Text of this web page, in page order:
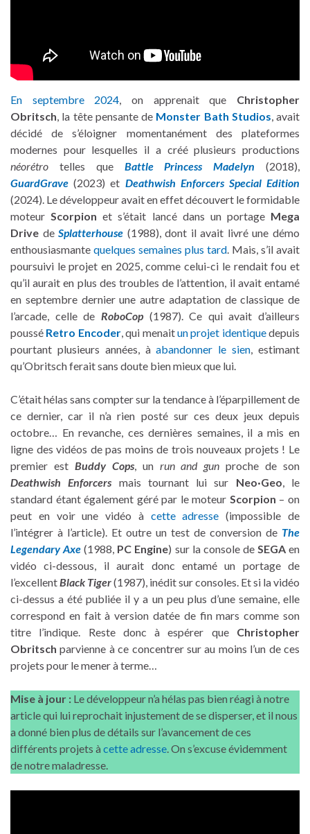
En septembre 2024, on apprenait que Christopher
Obritsch, la tête pensante de Monster Bath Studios, avait
décidé de s’éloigner momentanément des plateformes
modernes pour lesquelles il a créé plusieurs productions
néorétro telles que Battle Princess Madelyn (2018),
GuardGrave (2023) et Deathwish Enforcers Special Edition
(2024). Le développeur avait en effet découvert le formidable
moteurScorpion et s’était lancé dans un portage Mega
Drive deSplatterhouse (1988), dont il avait livré une démo
enthousiasmante quelques semaines plus tard. Mais, s’il avait
poursuivi le projet en 2025, comme celui-ci le rendait fou et
qu’il aurait en plus des troubles de l’attention, il avait entamé
en septembre dernier une autre adaptation de classique de
l’arcade, celle de RoboCop(1987). Ce qui avait d’ailleurs
poussé Retro Encoder, qui menaitun projet identiquedepuis
pourtant plusieurs années, àabandonner le sien, estimant
qu’Obritsch ferait sans doute bien mieux que lui.
C’était hélas sans compter sur la tendance à l’éparpillement de
ce dernier, car il n’a rien posté sur ces deux jeux depuis
octobre… En revanche, ces dernières semaines, il a mis en
ligne des vidéos de pas moins de trois nouveaux projets ! Le
premier est Buddy Cops, un run and gun proche de son
Deathwish Enforcers mais tournant lui sur Neo·Geo, le
standard étant également géré par le moteur Scorpion – on
peut en voir une vidéo à cette adresse (impossible de
l’intégrer à l’article). Et outre un test de conversion de The
Legendary Axe (1988, PC Engine) sur la console de SEGAen
vidéo ci-dessous, il aurait donc entamé un portage de
l’excellentBlack Tiger(1987), inédit sur consoles. Et si la vidéo
ci-dessus a été publiée il y a un peu plus d’une semaine, elle
correspond en fait à version datée de fin mars comme son
titre l’indique. Reste donc à espérer que Christopher
Obritsch parvienne à ce concentrer sur au moins l’un de ces
projets pour le mener à terme…
Mise à jour : Le développeur n’a hélas pas bien réagi à notre
article qui lui reprochait injustement de se disperser, et il nous
a donné bien plus de détails sur l’avancement de ces
différents projets à cette adresse. On s’excuse évidemment
de notre maladresse.